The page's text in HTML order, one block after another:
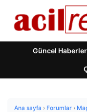
Güncel Haberler
Ana sayfa › Forumlar ›